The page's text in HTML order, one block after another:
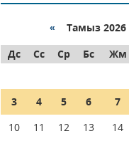
« Тамыз
Дс
Сс Ср Бс Жм
3
4 5 6 7
10
11 12 13 14